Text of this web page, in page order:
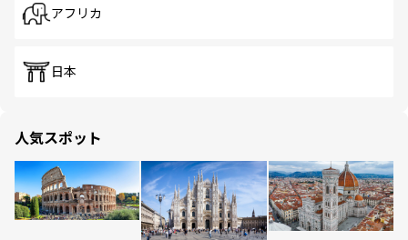
アフリカ
日本
人気スポット